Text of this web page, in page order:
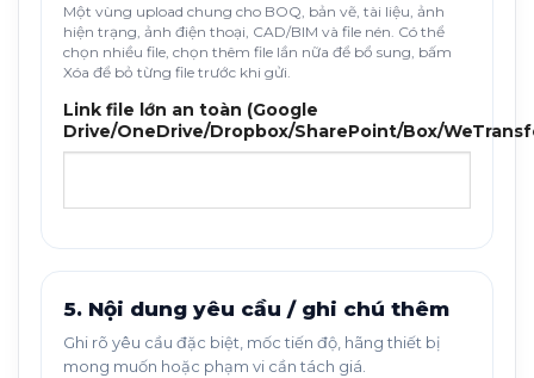
Một vùng upload chung cho BOQ, bản vẽ, tài liệu, ảnh
hiện trạng, ảnh điện thoại, CAD/BIM và file nén. Có thể
chọn nhiều file, chọn thêm file lần nữa để bổ sung, bấm
Xóa để bỏ từng file trước khi gửi.
Link file lớn an toàn (Google
Drive/OneDrive/Dropbox/SharePoint/Box/
5. Nội dung yêu cầu / ghi chú thêm
Ghi rõ yêu cầu đặc biệt, mốc tiến độ, hãng thiết bị
mong muốn hoặc phạm vi cần tách giá.